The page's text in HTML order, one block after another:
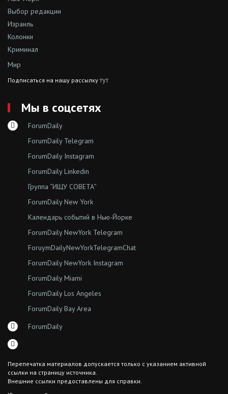
Выбор редакции
Израиль
Колонки
Криминал
Мир
Подписаться на нашу рассылкутут
Мы в соцсетях
ForumDaily
ForumDaily Telegram
ForumDaily Instagram
ForumDaily Linkedin
Группа “ИЩУ СОВЕТА”
ForumDaily New York
Календарь событий в Нью-Йорке
ForumDaily NewYork Telegram
ForuymDailyNewYorkTelegramChat
ForumDaily NewYork Instagram
ForumDaily Miami
ForumDaily Los Angeles
ForumDaily Bay Area
ForumDaily
Перепечатка материалов допускается только с указанием активной
ссылки на страницу источника.
Внешние ссылки предоставлены для справки.